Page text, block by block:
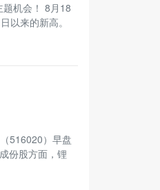
机会！ 8月18
以来的新高。
516020）早盘
份股方面，锂